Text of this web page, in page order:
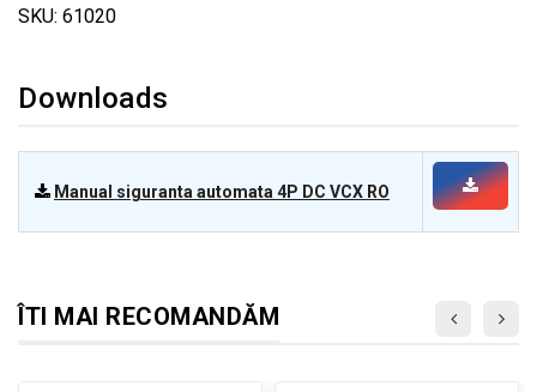
SKU: 61020
Downloads
Manual siguranta automata 4P DC VCX RO
ÎTI MAI RECOMANDĂM